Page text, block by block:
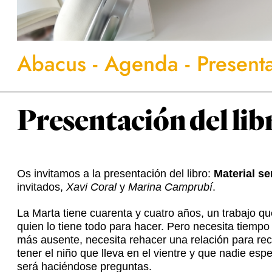
Abacus - Agenda -
Presentación del
Os invitamos a la presentación del libro: Material
invitados, Xavi Coraly Marina Camprubí.
La Marta tiene cuarenta y cuatro años, un trabajo
quien lo tiene todo para hacer. Pero necesita
más ausente, necesita rehacer una relación para
tener el niño que lleva en el vientre y que nadie
será haciéndose preguntas.